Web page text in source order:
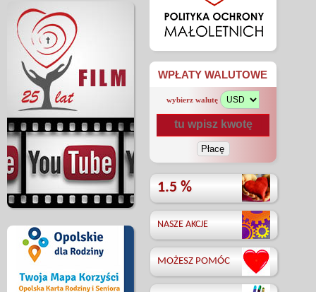
WPŁATY WALUTOWE
wybierz walutę
1.5 %
NASZE AKCJE
MOŻESZ POMÓC